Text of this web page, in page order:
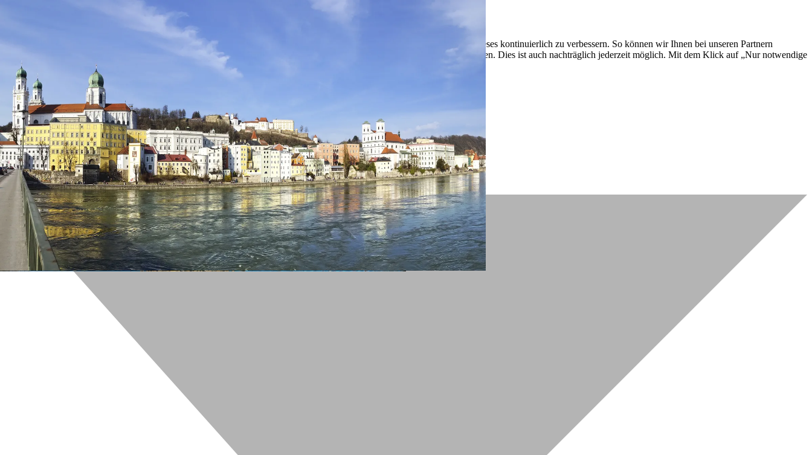
Mit dem Klick auf „geht klar” ermöglichen Sie uns Ihnen über Cookies ein verbessertes Nutzungserlebnis zu servieren und dieses kontinuierlich zu verbessern. So können wir Ihnen bei unseren Partnern
personalisierte Werbung und passende Angebote anzeigen. Über „anpassen” können Sie Ihre persönlichen Präferenzen festlegen. Dies ist auch nachträglich jederzeit möglich. Mit dem Klick auf „Nur notwendige
Cookies” werden lediglich technisch notwendige Cookies gespeichert.
Anpassen
Datenschutzerklärung
Cookierichtlinie
Impressum
« zurück
Ihre Cookie-Präferenzen verwalten
Wählen Sie, welche Cookies Sie auf check24.de akzeptieren.
Die Cookierichtlinie finden Siehier.
Notwendig